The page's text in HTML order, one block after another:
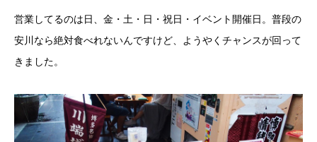
営業してるのは日、金・土・日・祝日・イベント開催日。普段の
安川なら絶対食べれないんですけど、ようやくチャンスが回って
きました。